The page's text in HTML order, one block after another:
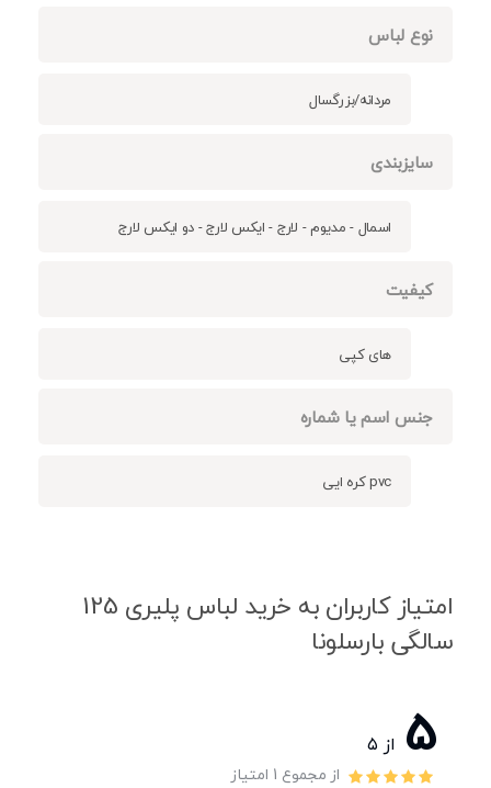
نوع لباس
مردانه/بزرگسال
سایزبندی
اسمال - مدیوم - لارج - ایکس لارج - دو ایکس لارج
کیفیت
های کپی
جنس اسم یا شماره
pvc کره ایی
امتیاز کاربران به خرید لباس پلیری 125
سالگی بارسلونا
5 از ۵
از مجموع 1 امتیاز